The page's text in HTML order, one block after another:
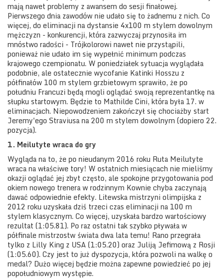
mają nawet problemy z awansem do sesji finałowej.
Pierwszego dnia zawodów nie udało się to żadnemu z nich. Co
więcej, do eliminacji na dystansie 4x100 m stylem dowolnym
mężczyzn - konkurencji, która zazwyczaj przynosiła im
mnóstwo radości - Trójkolorowi nawet nie przystąpili,
ponieważ nie udało im się wypełnić minimum podczas
krajowego czempionatu. W poniedziałek sytuacja wyglądała
podobnie, ale ostatecznie wycofanie Katinki Hosszu z
półfinałów 100 m stylem grzbietowym sprawiło, że po
południu Francuzi będą mogli oglądać swoją reprezentantkę na
słupku startowym. Będzie to Mathilde Cini, która była 17. w
eliminacjach. Niepowodzeniem zakończył się chociażby start
Jeremy'ego Straviusa na 200 m stylem dowolnym (dopiero 22.
pozycja).
1. Meilutyte wraca do gry
Wygląda na to, że po nieudanym 2016 roku Ruta Meilutyte
wraca na właściwe tory! W ostatnich miesiącach nie mieliśmy
okazji oglądać jej zbyt często, ale spokojne przygotowania pod
okiem nowego trenera w rodzinnym Kownie chyba zaczynają
dawać odpowiednie efekty. Litewska mistrzyni olimpijska z
2012 roku uzyskała dziś trzeci czas eliminacji na 100 m
stylem klasycznym. Co więcej, uzyskała bardzo wartościowy
rezultat (1:05.81). Po raz ostatni tak szybko pływała w
półfinale mistrzostw świata dwa lata temu! Rano przegrała
tylko z Lilly King z USA (1:05.20) oraz Juliją Jefimową z Rosji
(1:05.60). Czy jest to już dyspozycja, która pozwoli na walkę o
medal? Dużo więcej będzie można zapewne powiedzieć po jej
popołudniowym występie.